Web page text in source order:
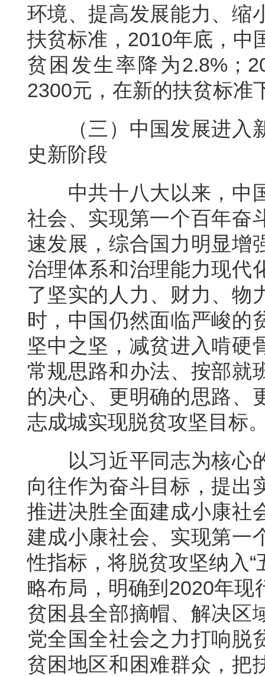
环境、提高发展能力、缩
扶贫标准，2010年底，中
贫困发生率降为2.8%；
2300元，在新的扶贫标准
（三）中国发展进
史新阶段
中共十八大以来，中
社会、实现第一个百年奋
速发展，综合国力明显增
治理体系和治理能力现代
了坚实的人力、财力、物
时，中国仍然面临严峻的
坚中之坚，减贫进入啃硬
常规思路和办法、按部就
的决心、更明确的思路、
志成城实现脱贫攻坚目标
以习近平同志为核心
向往作为奋斗目标，提出
推进决胜全面建成小康社
建成小康社会、实现第一
性指标，将脱贫攻坚纳入“
略布局，明确到2020年现
贫困县全部摘帽、解决区
党全国全社会之力打响脱
贫困地区和困难群众，把